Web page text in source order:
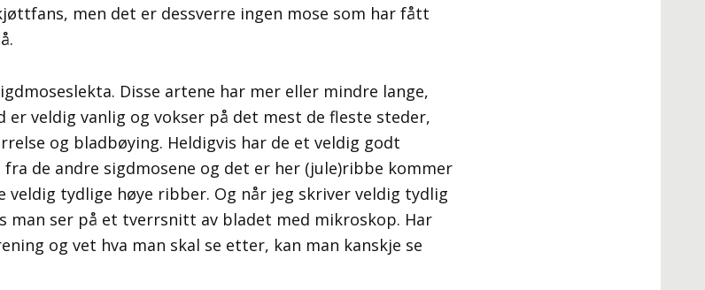
men det er dessverre ingen mose som har fått
Disse artene har mer eller mindre lange,
er veldig vanlig og vokser på det mest de fleste steder,
og bladbøying. Heldigvis har de et veldig godt
de andre sigdmosene og det er her (jule)ribbe kommer
veldig tydlige høye ribber. Og når jeg skriver veldig tydlig
man ser på et tverrsnitt av bladet med mikroskop. Har
og vet hva man skal se etter, kan man kanskje se